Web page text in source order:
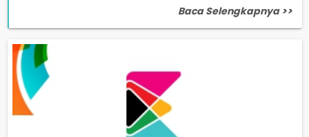
Baca Selengkapnya >>